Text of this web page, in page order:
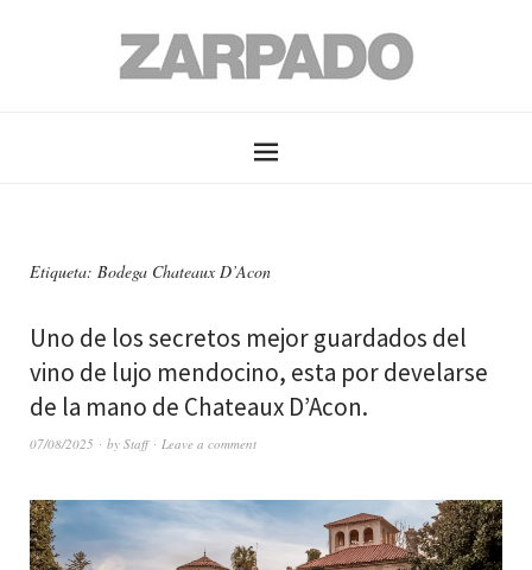
Etiqueta: Bodega Chateaux D’Acon
Uno de los secretos mejor guardados del
vino de lujo mendocino, esta por develarse
de la mano de Chateaux D’Acon.
07/08/2025 by Staff Leave a comment